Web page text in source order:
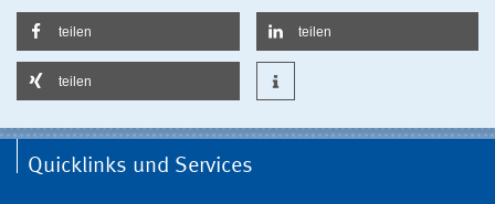
teilen teilen
teilen
Quicklinks und Services